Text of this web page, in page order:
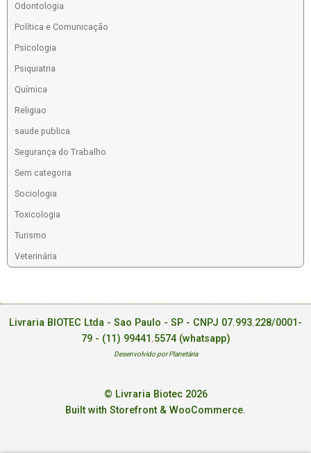
Odontologia
Política e Comunicação
Psicologia
Psiquiatria
Química
Religiao
saude publica
Segurança do Trabalho
Sem categoria
Sociologia
Toxicologia
Turismo
Veterinária
Livraria BIOTEC Ltda - Sao Paulo - SP - CNPJ 07.993.228/0001-
79 - (11) 99441.5574 (whatsapp)
Desenvolvido por Planetária
© Livraria Biotec 2026
Built with Storefront & WooCommerce.